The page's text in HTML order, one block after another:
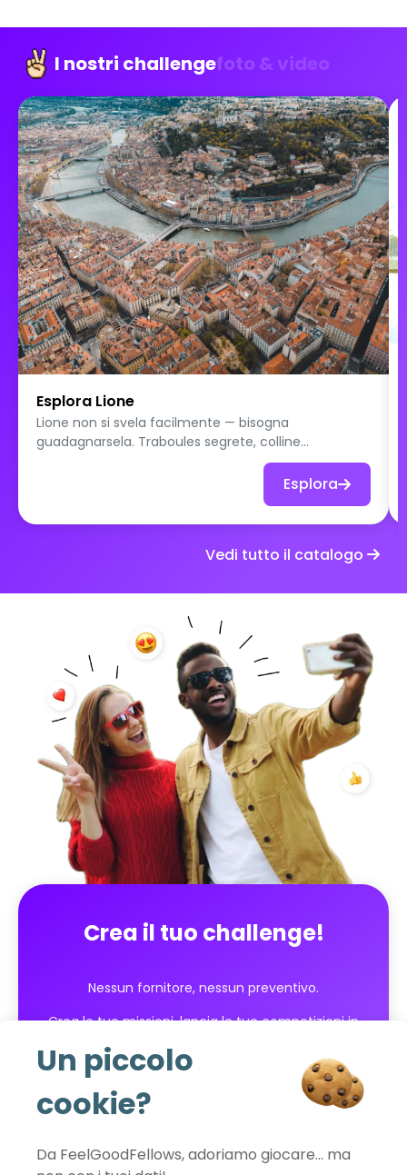
I nostri challengefoto & video
Esplora Lione
Lione non si svela facilmente — bisogna
guadagnarsela. Traboules segrete, colline
misteriose, cucina leggendaria e affreschi giganti:
parti alla scoperta della città che nasconde i suoi
segreti più belli dietro le sue facciate.
Esplora
Vedi tutto il catalogo
Crea il tuo challenge!
Nessun fornitore, nessun preventivo.
Crea le tue missioni, lancia le tue competizioni in
Inizia gratuitamente
Un piccolo
cookie?
Da FeelGoodFellows, adoriamo giocare… ma